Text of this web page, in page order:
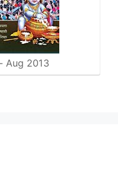
Aug 2013